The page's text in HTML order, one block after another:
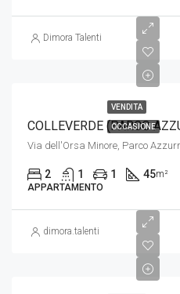
Dimora Talenti
VENDITA
OCCASIONE
2 1 1 45m²
APPARTAMENTO
dimora.talenti